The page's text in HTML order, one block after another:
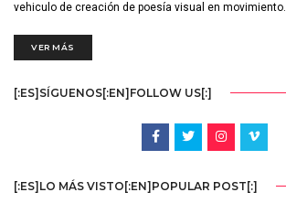
vehiculo de creación de poesía visual en movimiento.
VER MÁS
[:ES]SÍGUENOS[:EN]FOLLOW US[:]
[:ES]LO MÁS VISTO[:EN]POPULAR POST[:]